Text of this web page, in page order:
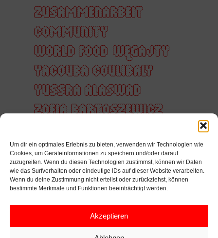
Um dir ein optimales Erlebnis zu bieten, verwenden wir Technologien wie
Cookies, um Geräteinformationen zu speichern und/oder darauf
zuzugreifen. Wenn du diesen Technologien zustimmst, können wir Daten
wie das Surfverhalten oder eindeutige IDs auf dieser Website verarbeiten.
Wenn du deine Zustimmung nicht erteilst oder zurückziehst, können
bestimmte Merkmale und Funktionen beeinträchtigt werden.
Akzeptieren
ZUSAMMENARBEIT
COMMUNITY
WORLD FOOD WĘGAJTY
YACOUBA COULIBALY
YUSSRA ALASWAD
ZOFIA BARTOSZEWICZ
ZUSAMMEN
ZUSAMMENARBEIT
ZÄRTLICHKEIT
ÜBERFÜHRUNG
ÖFFENTLICHER RAUM